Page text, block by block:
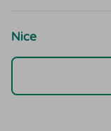
Nice